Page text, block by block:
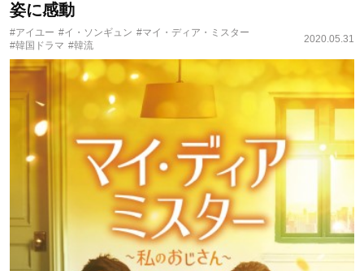
姿に感動
#アイユー #イ・ソンギュン #マイ・ディア・ミスター
#韓国ドラマ #韓流
2020.05.31